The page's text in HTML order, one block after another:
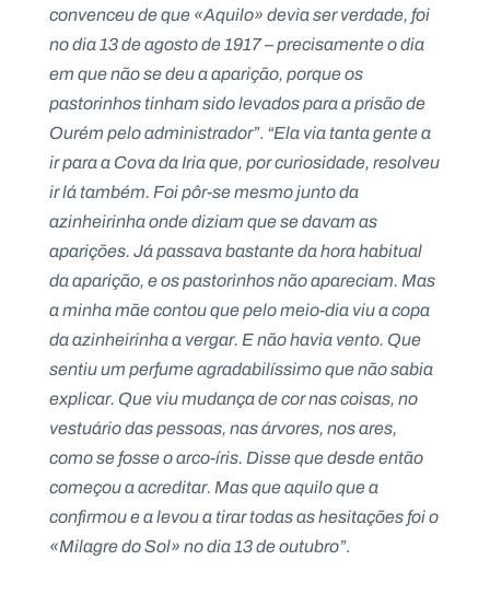
convenceu de que «Aquilo» devia ser verdade, foi
no dia 13 de agosto de 1917 – precisamente o dia
em que não se deu a aparição, porque os
pastorinhos tinham sido levados para a prisão de
Ourém pelo administrador”. “Ela via tanta gente a
ir para a Cova da Iria que, por curiosidade, resolveu
ir lá também. Foi pôr-se mesmo junto da
azinheirinha onde diziam que se davam as
aparições. Já passava bastante da hora habitual
da aparição, e os pastorinhos não apareciam. Mas
a minha mãe contou que pelo meio-dia viu a copa
da azinheirinha a vergar. E não havia vento. Que
sentiu um perfume agradabilíssimo que não sabia
explicar. Que viu mudança de cor nas coisas, no
vestuário das pessoas, nas árvores, nos ares,
como se fosse o arco-íris. Disse que desde então
começou a acreditar. Mas que aquilo que a
confirmou e a levou a tirar todas as hesitações foi o
«Milagre do Sol» no dia 13 de outubro”.
g
e
n
d
o
n
t
a
t
o
s
e
w
s
l
e
tt
e
r